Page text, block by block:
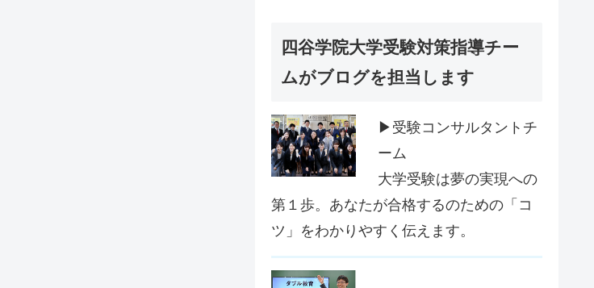
四谷学院大学受験対策指導チー
ムがブログを担当します
▶受験コンサルタントチ
ーム
大学受験は夢の実現への
第１歩。あなたが合格するのための「コ
ツ」をわかりやすく伝えます。